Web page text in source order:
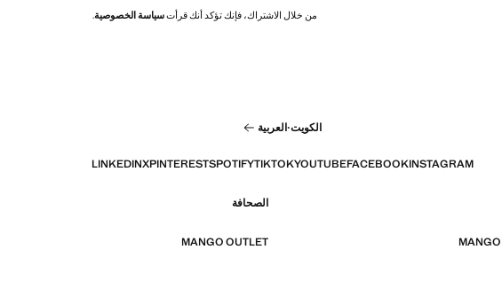
من خلال الاشتراك، فإنك تؤكد أنك قرأتسياسة الخصوصية.
الكويت·العربية
INSTAGRAM
FACEBOOK
YOUTUBE
TIKTOK
SPOTIFY
PINTEREST
X
LINKEDIN
الصحافة
MANGO OUTLET